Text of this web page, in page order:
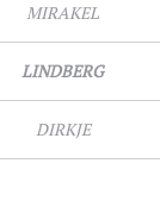
MIRAKEL
LINDBERG
DIRKJE